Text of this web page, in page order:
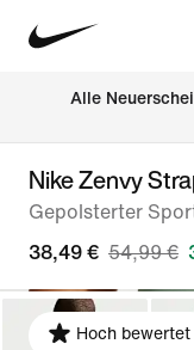
Alle
Nike Zenvy
Gepolsterter
38,49 € 54,99 €
Hoch bewertet